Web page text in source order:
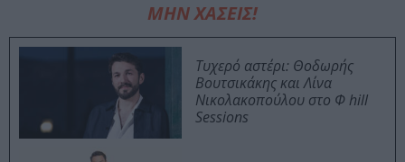
ΜΗΝ ΧΑΣΕΙΣ!
Τυχερό αστέρι: Θοδωρής
Βουτσικάκης και Λίνα
Νικολακοπούλου στο Φ hill
Sessions